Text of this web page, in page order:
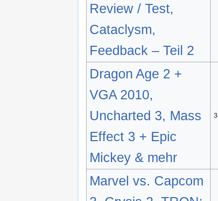
Review / Test,
Cataclysm,
Feedback – Teil 2
Dragon Age 2 +
VGA 2010,
Uncharted 3, Mass
Effect 3 + Epic
Mickey & mehr
Marvel vs. Capcom